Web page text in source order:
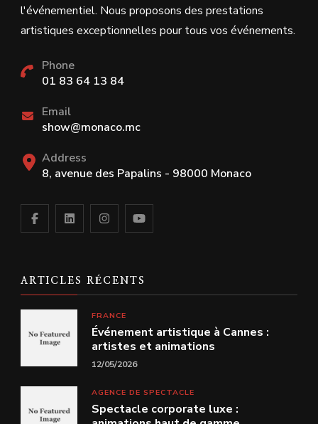
l'événementiel. Nous proposons des prestations
artistiques exceptionnelles pour tous vos événements.
Phone
01 83 64 13 84
Email
show@monaco.mc
Address
8, avenue des Papalins - 98000 Monaco
ARTICLES RÉCENTS
FRANCE
Événement artistique à Cannes :
artistes et animations
12/05/2026
AGENCE DE SPECTACLE
Spectacle corporate luxe :